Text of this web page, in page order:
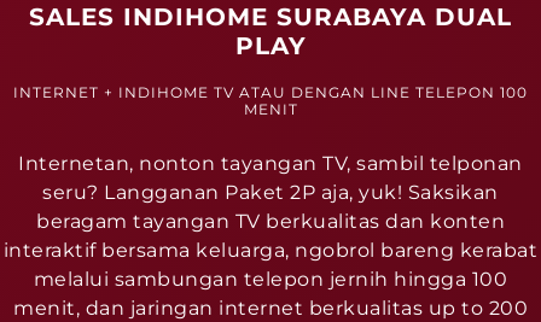
SALES INDIHOME SURABAYA DUAL
PLAY
INTERNET + INDIHOME TV ATAU DENGAN LINE TELEPON 100
MENIT
Internetan, nonton tayangan TV, sambil telponan
seru? Langganan Paket 2P aja, yuk! Saksikan
beragam tayangan TV berkualitas dan konten
interaktif bersama keluarga, ngobrol bareng kerabat
melalui sambungan telepon jernih hingga 100
menit, dan jaringan internet berkualitas up to 200